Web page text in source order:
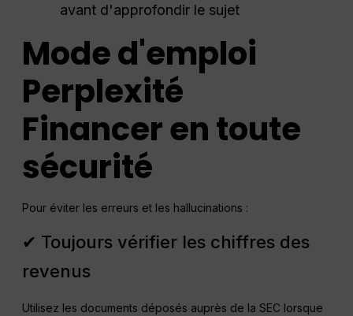
avant d'approfondir le sujet
Mode d'emploi
Perplexité
Financer en toute
sécurité
Pour éviter les erreurs et les hallucinations :
✔ Toujours vérifier les chiffres des
revenus
Utilisez les documents déposés auprès de la SEC lorsque